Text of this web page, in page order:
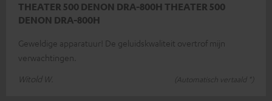
THEATER 500 DENON DRA-800H THEATER 500
DENON DRA-800H
Geweldige apparatuur! De geluidskwaliteit overtrof mijn
verwachtingen.
Witold W.
(Automatisch vertaald *)